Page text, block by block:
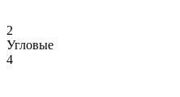
2
Угловые
4